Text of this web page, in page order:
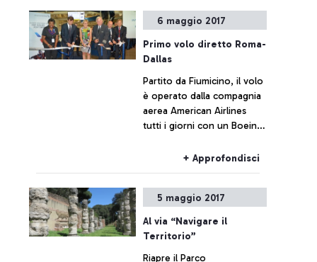
informazioni aggiornate
sull'orario del proprio volo.
6 maggio 2017
Primo volo diretto Roma-
Dallas
Partito da Fiumicino, il volo
è operato dalla compagnia
aerea American Airlines
tutti i giorni con un Boeing
tratta del quinto volo
diretto con l'America che
opera nello scalo romano.
+ Approfondisci
5 maggio 2017
Al via “Navigare il
Territorio”
Riapre il Parco